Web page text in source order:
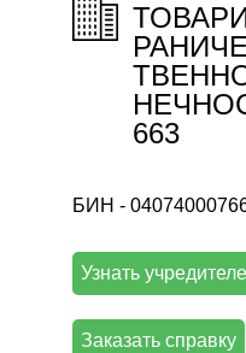
663
БИН -
Узнать
Заказать справку